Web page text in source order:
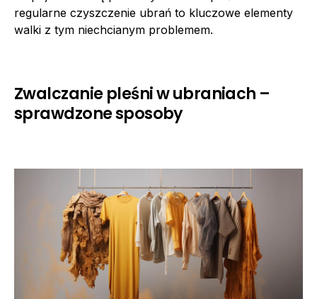
regularne czyszczenie ubrań to kluczowe elementy
walki z tym niechcianym problemem.
Zwalczanie pleśni w ubraniach –
sprawdzone sposoby